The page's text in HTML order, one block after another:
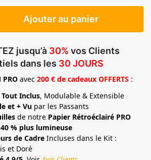
Ajouter au panier
jusqu’à 30% vos Clients
dans les 30 JOURS
PRO avec 200 € de cadeaux OFFERTS :
Tout Inclus, Modulable & Extensible
et + Vu par les Passants
de notre Papier Rétroéclairé PRO
% plus lumineuse
de Cadre Incluses dans le Kit :
et Doré